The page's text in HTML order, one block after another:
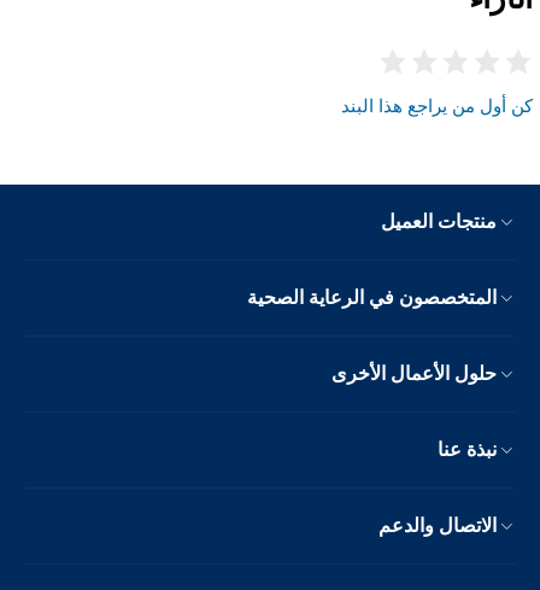
كن أول من يراجع هذا البند
منتجات العميل
المتخصصون في الرعاية الصحية
حلول الأعمال الأخرى
نبذة عنا
الاتصال والدعم